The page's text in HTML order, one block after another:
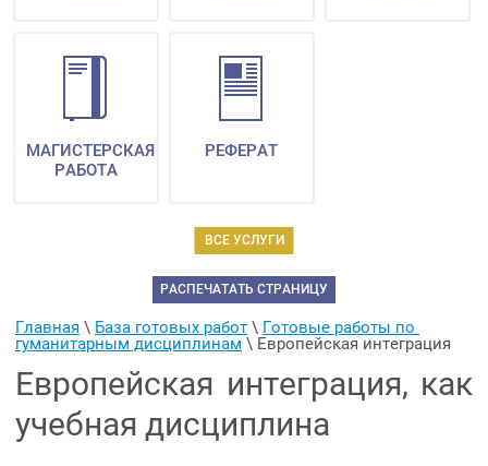
ВСЕ УСЛУГИ
МАГИСТЕРСКАЯ
РАБОТА
РЕФЕРАТ
РАСПЕЧАТАТЬ СТРАНИЦУ
Главная \ База готовых работ \ Готовые работы по
гуманитарным дисциплинам \ Европейская интеграция
Европейская интеграция, как
учебная дисциплина